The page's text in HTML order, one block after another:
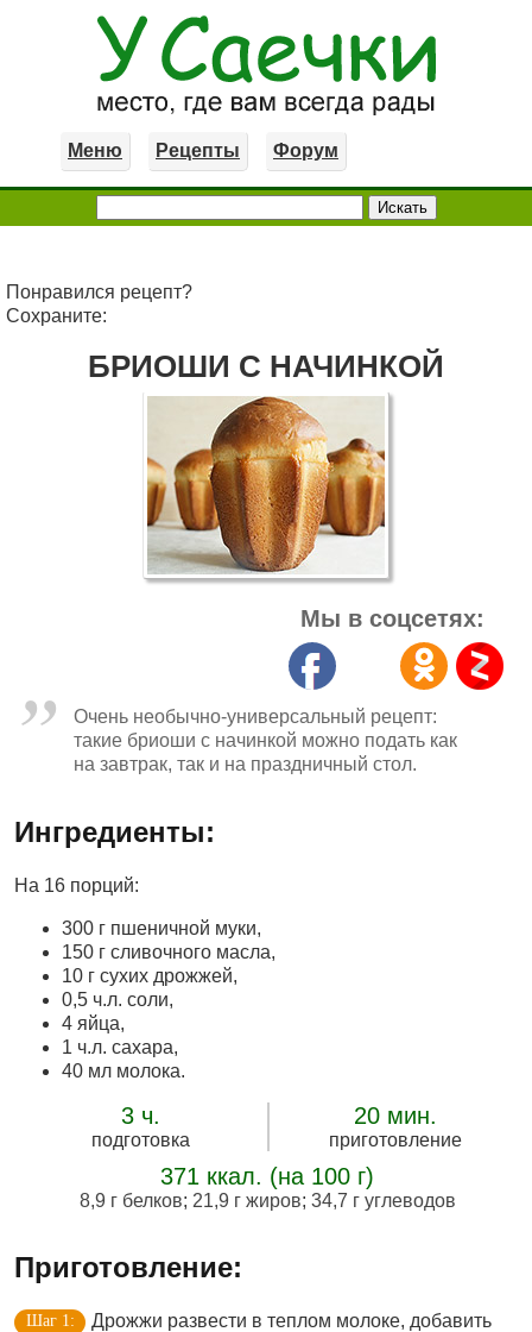
Меню Рецепты Форум
Понравился рецепт?
Сохраните:
БРИОШИ С НАЧИНКОЙ
Мы в соцсетях:
Очень необычно-универсальный рецепт:
такие бриоши с начинкой можно подать как
на завтрак, так и на праздничный стол.
Ингредиенты:
На 16 порций:
300 г пшеничной муки,
150 г сливочного масла,
10 г сухих дрожжей,
0,5 ч.л. соли,
4 яйца,
1 ч.л. сахара,
40 мл молока.
3 ч.
подготовка
20 мин.
приготовление
371 ккал. (на 100 г)
8,9 г белков; 21,9 г жиров; 34,7 г углеводов
Приготовление:
Дрожжи развести в теплом молоке, добавить